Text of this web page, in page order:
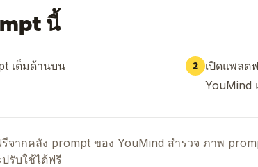
ช้การจัดองค์ประกอบแบบภาพระยะใกล้ โดยให้ด
ออารมณ์ของภาพ
ทำหน้าที่เป็นตัวกระจายแสงธรรมชาติ ช่วยเพิ่มเล
ให้ส่วนไฮไลต์สว่างจนเกินไป","อารมณ์ที่เป็นธรรมช
งไม่ได้มีไว้เพื่อให้ความสว่าง แต่มีไว้เพื่อสร้างรู
"},"visual_notes":"all body text in
type, blue vertical accent
นี้
เต็มด้านบน 2 เปิดแพลต
YouMind
จากคลัง prompt ของ YouMind สำรวจ ภาพ
รับใช้ได้ฟรี